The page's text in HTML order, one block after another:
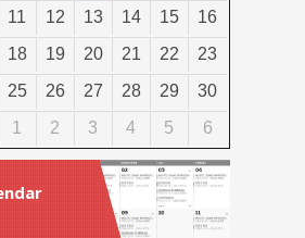
11 12 13 14 15
16
18 19 20 21 22
23
25 26 27 28 29
30
1 2 3 4 5 6